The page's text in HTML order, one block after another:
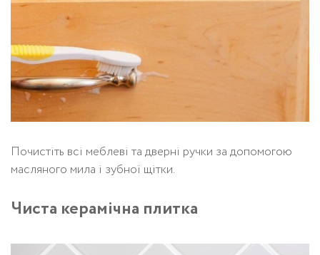
Почистіть всі меблеві та дверні ручки за допомогою
масляного мила і зубної щітки.
Чиста керамічна плитка